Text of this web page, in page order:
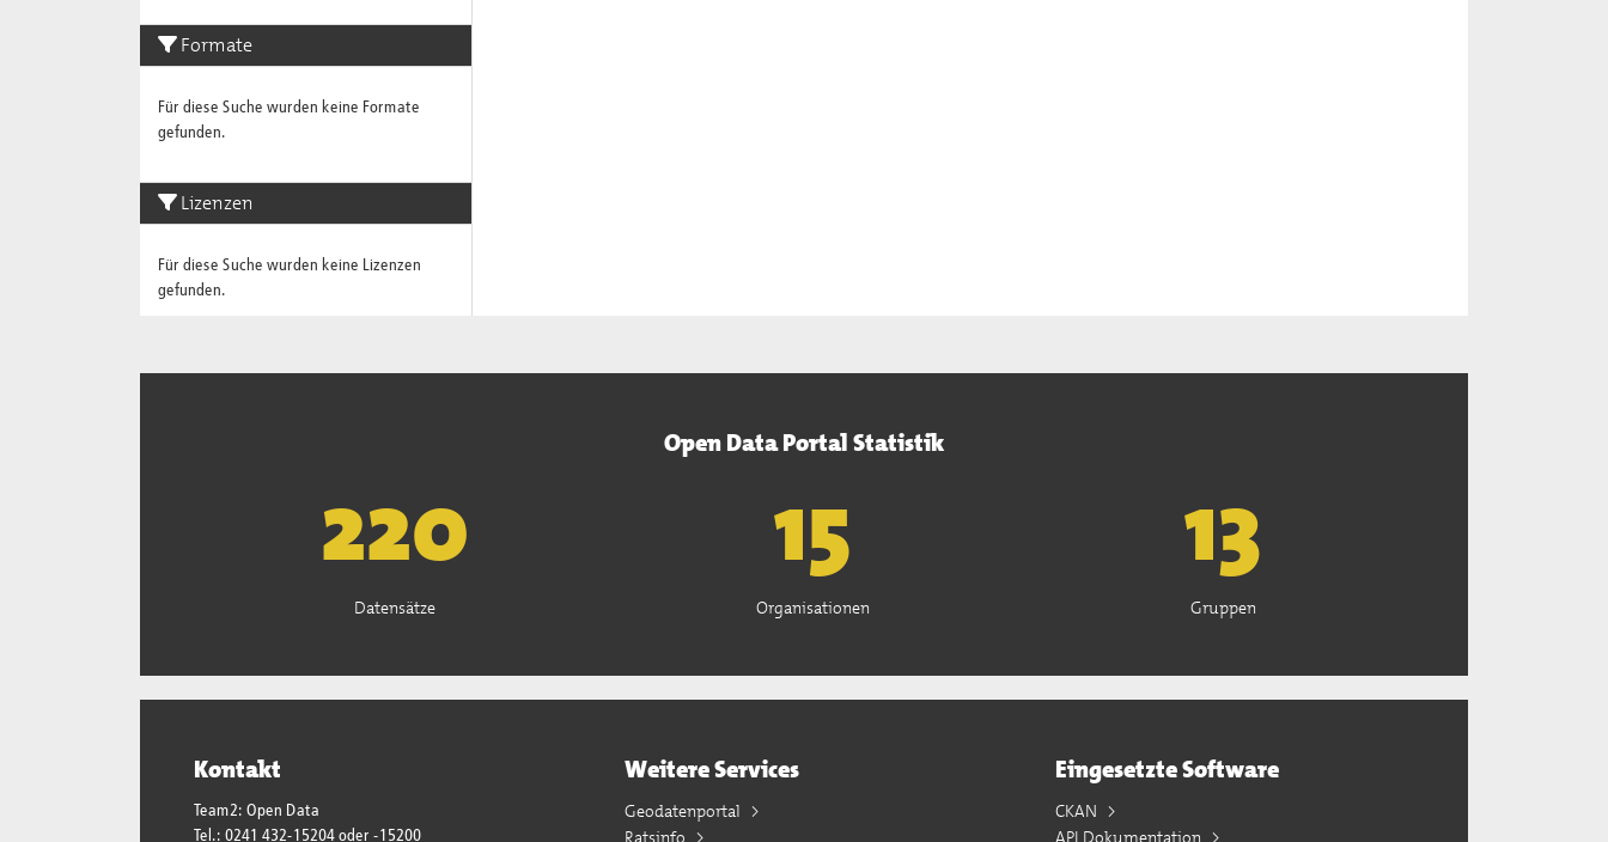
Formate
Für diese Suche wurden keine Formate
gefunden.
Lizenzen
Für diese Suche wurden keine Lizenzen
gefunden.
Open Data Portal Statistik
223
Datensätze
15
Organisationen
13
Gruppen
Kontakt
Team2: Open Data
Tel.: 0241 432-15204 oder -15200
Weitere Services
Geodatenportal
Ratsinfo
Eingesetzte Software
CKAN
API Dokumentation